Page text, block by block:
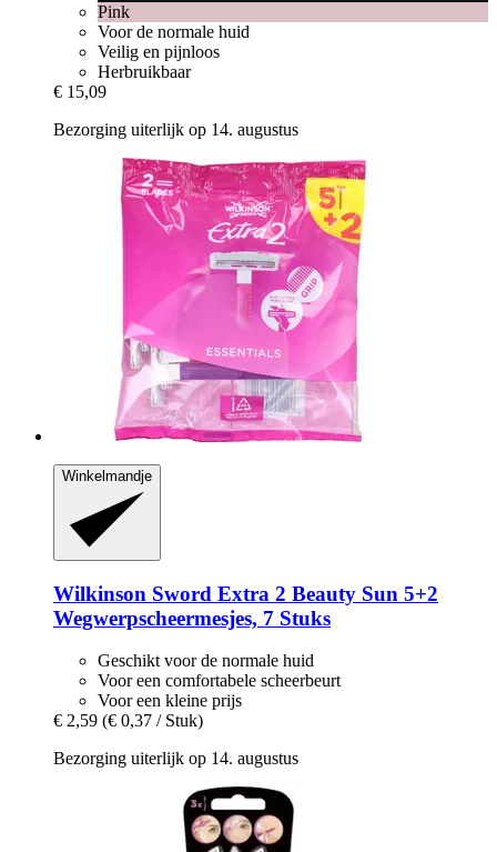
Pink
Voor de normale huid
Veilig en pijnloos
Herbruikbaar
€ 15,09
Bezorging uiterlijk op 14. augustus
Winkelmandje
Wilkinson Sword Extra 2 Beauty Sun 5+2
Wegwerpscheermesjes, 7 Stuks
Geschikt voor de normale huid
Voor een comfortabele scheerbeurt
Voor een kleine prijs
€ 2,59 (€ 0,37 / Stuk)
Bezorging uiterlijk op 14. augustus